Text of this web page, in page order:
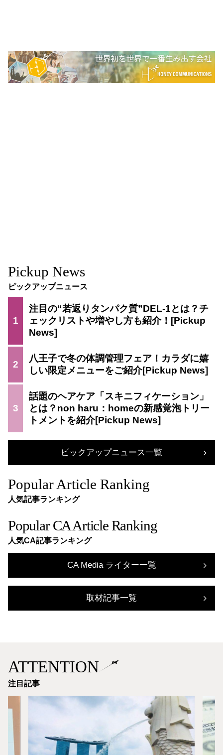
Pickup News
ピックアップニュース
1
注目の“若返りタンパク質”DEL-1とは？チ
ェックリストや増やし方も紹介！
2
八王子で冬の体調管理フェア！カラダに嬉
しい限定メニューをご紹介
3
話題のヘアケア「スキニフィケーション」
とは？non haru：homeの新感覚泡トリー
トメントを紹介
ピックアップニュース一覧
Popular Article Ranking
人気記事ランキング
Popular CA Article Ranking
人気CA記事ランキング
CA Media ライター一覧
取材記事一覧
ATTENTION
注目記事